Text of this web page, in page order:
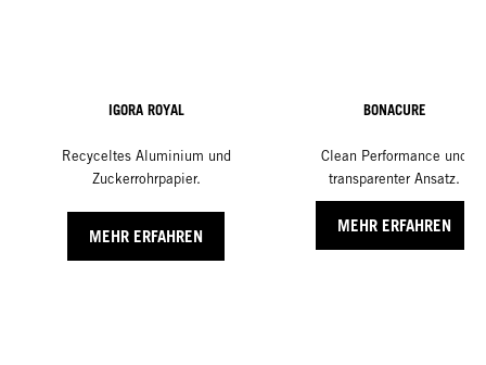
IGORA ROYAL
Recyceltes Aluminium und
Zuckerrohrpapier.
MEHR ERFAHREN
BONACURE
Clean Performance und
transparenter Ansatz.
MEHR ERFAHREN